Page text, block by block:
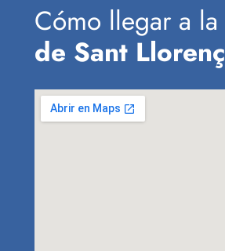
Cómo llegar a la
de Sant Llorenç